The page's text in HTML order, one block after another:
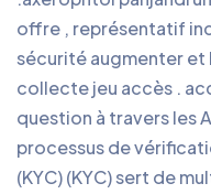
offre , représentatif
sécurité augmenter
collecte jeu accès .
question à travers les
processus de
(KYC) (KYC) sert de